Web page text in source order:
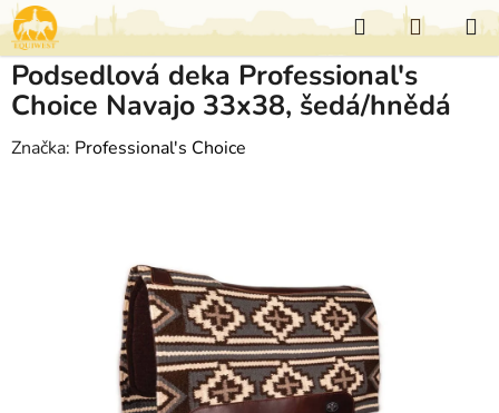
Přejít
na
obsah
Hledat
KOŠÍK
Podsedlová deka Professional's
Choice Navajo 33x38, šedá/hnědá
Značka: Professional's Choice